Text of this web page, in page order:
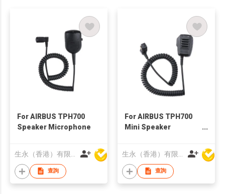
For AIRBUS TPH700
Speaker Microphone
查詢
For AIRBUS TPH700
Mini Speaker
查詢